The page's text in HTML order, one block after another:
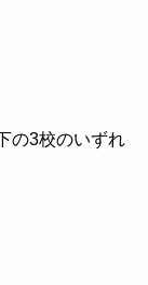
の3校のいずれ